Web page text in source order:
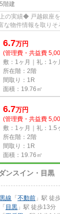
階建
の実績◆ 戸越銀座
な物件情報を取り
6.7万円
(管理費・共益費
敷：1ヶ月｜礼：1ヶ
所在階：2階
間取り：1R
面積：19.76㎡
6.7万円
(管理費・共益費
敷：1ヶ月｜礼：1.5
所在階：2階
間取り：1R
面積：19.76㎡
ンスイン・目黒
線 「 不動前 」駅 徒
「 目黒 」駅 徒歩13分